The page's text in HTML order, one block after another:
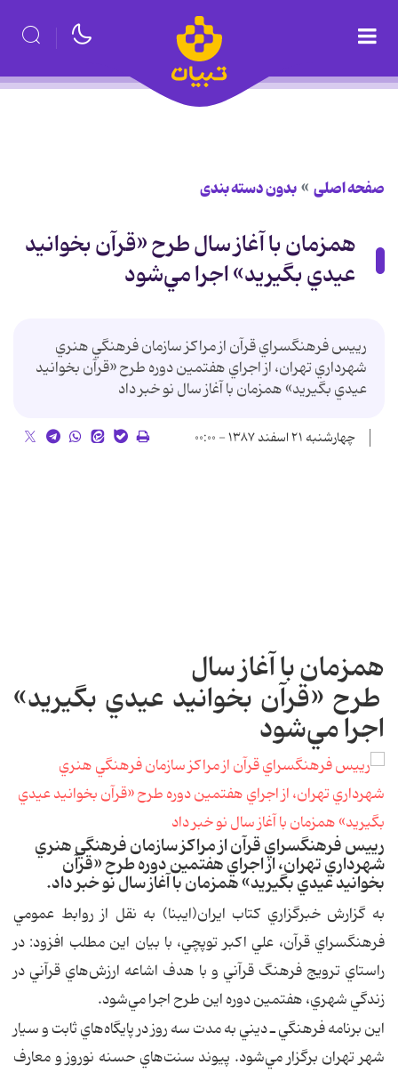
صفحه اصلی بدون دسته بندی
همزمان با آغاز سال طرح «قرآن بخوانيد
عيدي بگيريد» اجرا مي‌شود
رييس فرهنگسراي قرآن از مراكز سازمان فرهنگي هنري
شهرداري تهران، از اجراي هفتمين دوره طرح «قرآن بخوانيد
عيدي بگيريد» همزمان با آغاز سال نو خبر داد
چهارشنبه ۲۱ اسفند ۱۳۸۷ - ۰۰:۰۰
همزمان با آغاز سال
طرح «قرآن بخوانيد عيدي بگيريد»
اجرا مي‌شود
رييس فرهنگسراي قرآن از مراكز سازمان فرهنگي هنري
شهرداري تهران، از اجراي هفتمين دوره طرح «قرآن
بخوانيد عيدي بگيريد» همزمان با آغاز سال نو خبر داد.
به گزارش خبرگزاري كتاب ايران(ايبنا) به نقل از روابط عمومي
فرهنگسراي قرآن، علي اكبر توپچي، با بيان اين مطلب افزود: در
راستاي ترويج فرهنگ قرآني و با هدف اشاعه ارزش‌هاي قرآني در
زندگي شهري، هفتمين دوره اين طرح اجرا مي‌شود.
اين برنامه فرهنگي ـ ديني به مدت سه روز در پايگاه‌هاي ثابت و سيار
شهر تهران برگزار مي‌شود. پيوند سنت‌هاي حسنه نوروز و معارف